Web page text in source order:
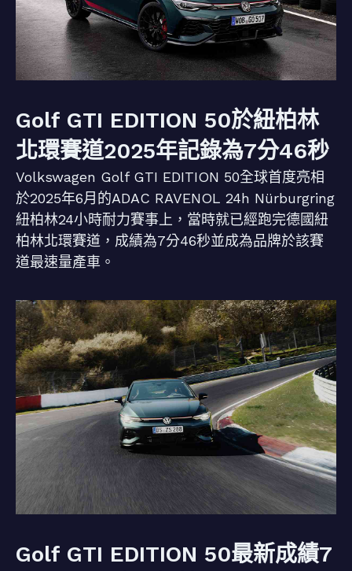
Golf GTI EDITION 50於紐柏林
北環賽道2025年記錄為7分46秒
Volkswagen Golf GTI EDITION 50全球首度亮相
於2025年6月的ADAC RAVENOL 24h Nürburgring
紐柏林24小時耐力賽事上，當時就已經跑完德國紐
柏林北環賽道，成績為7分46秒並成為品牌於該賽
道最速量產車。
Golf GTI EDITION 50最新成績7